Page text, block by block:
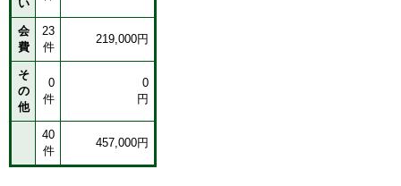
い
会
費
23
件
219,000円
そ
の
他
0
件
0
円
40
件
457,000円